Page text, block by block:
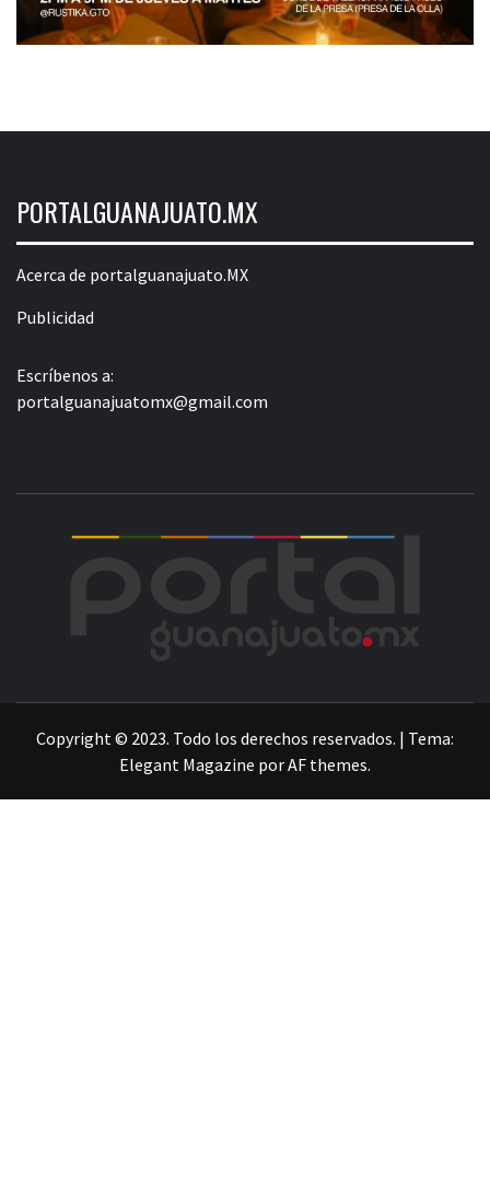
PORTALGUANAJUATO.MX
Acerca de portalguanajuato.MX
Publicidad
Escríbenos a:
portalguanajuatomx@gmail.com
Copyright © 2023. Todo los derechos reservados. | Tema:
Elegant Magazine porAF themes.